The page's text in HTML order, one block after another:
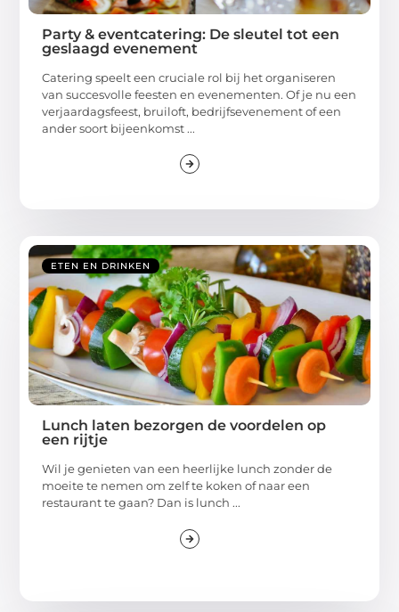
Party & eventcatering: De sleutel tot een
geslaagd evenement
Catering speelt een cruciale rol bij het organiseren
van succesvolle feesten en evenementen. Of je nu een
verjaardagsfeest, bruiloft, bedrijfsevenement of een
ander soort bijeenkomst ...
ETEN EN DRINKEN
Lunch laten bezorgen de voordelen op
een rijtje
Wil je genieten van een heerlijke lunch zonder de
moeite te nemen om zelf te koken of naar een
restaurant te gaan? Dan is lunch ...